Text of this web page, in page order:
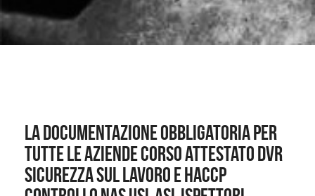
LA DOCUMENTAZIONE OBBLIGATORIA PER
TUTTE LE AZIENDE CORSO ATTESTATO DVR
SICUREZZA SUL LAVORO E HACCP